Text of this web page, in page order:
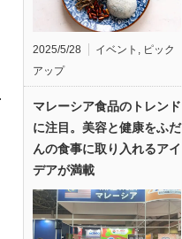
2025/5/28 イベント , ピック
アップ
マレーシア食品のトレンド
に注目。美容と健康をふだ
んの食事に取り入れるアイ
デアが満載